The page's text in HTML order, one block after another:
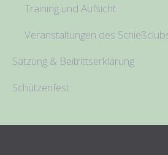
Training und Aufsicht
Veranstaltungen des
Satzung & Beitrittserklärung
Schützenfest